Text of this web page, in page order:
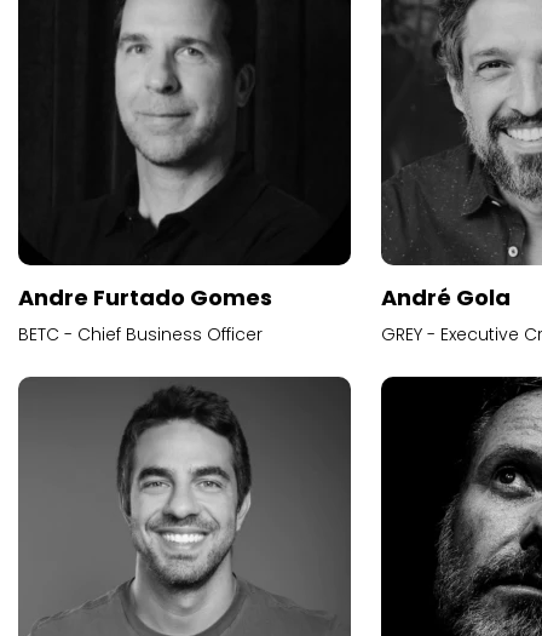
Andre Furtado Gomes
BETC - Chief Business Officer
André Gola
GREY - Executive